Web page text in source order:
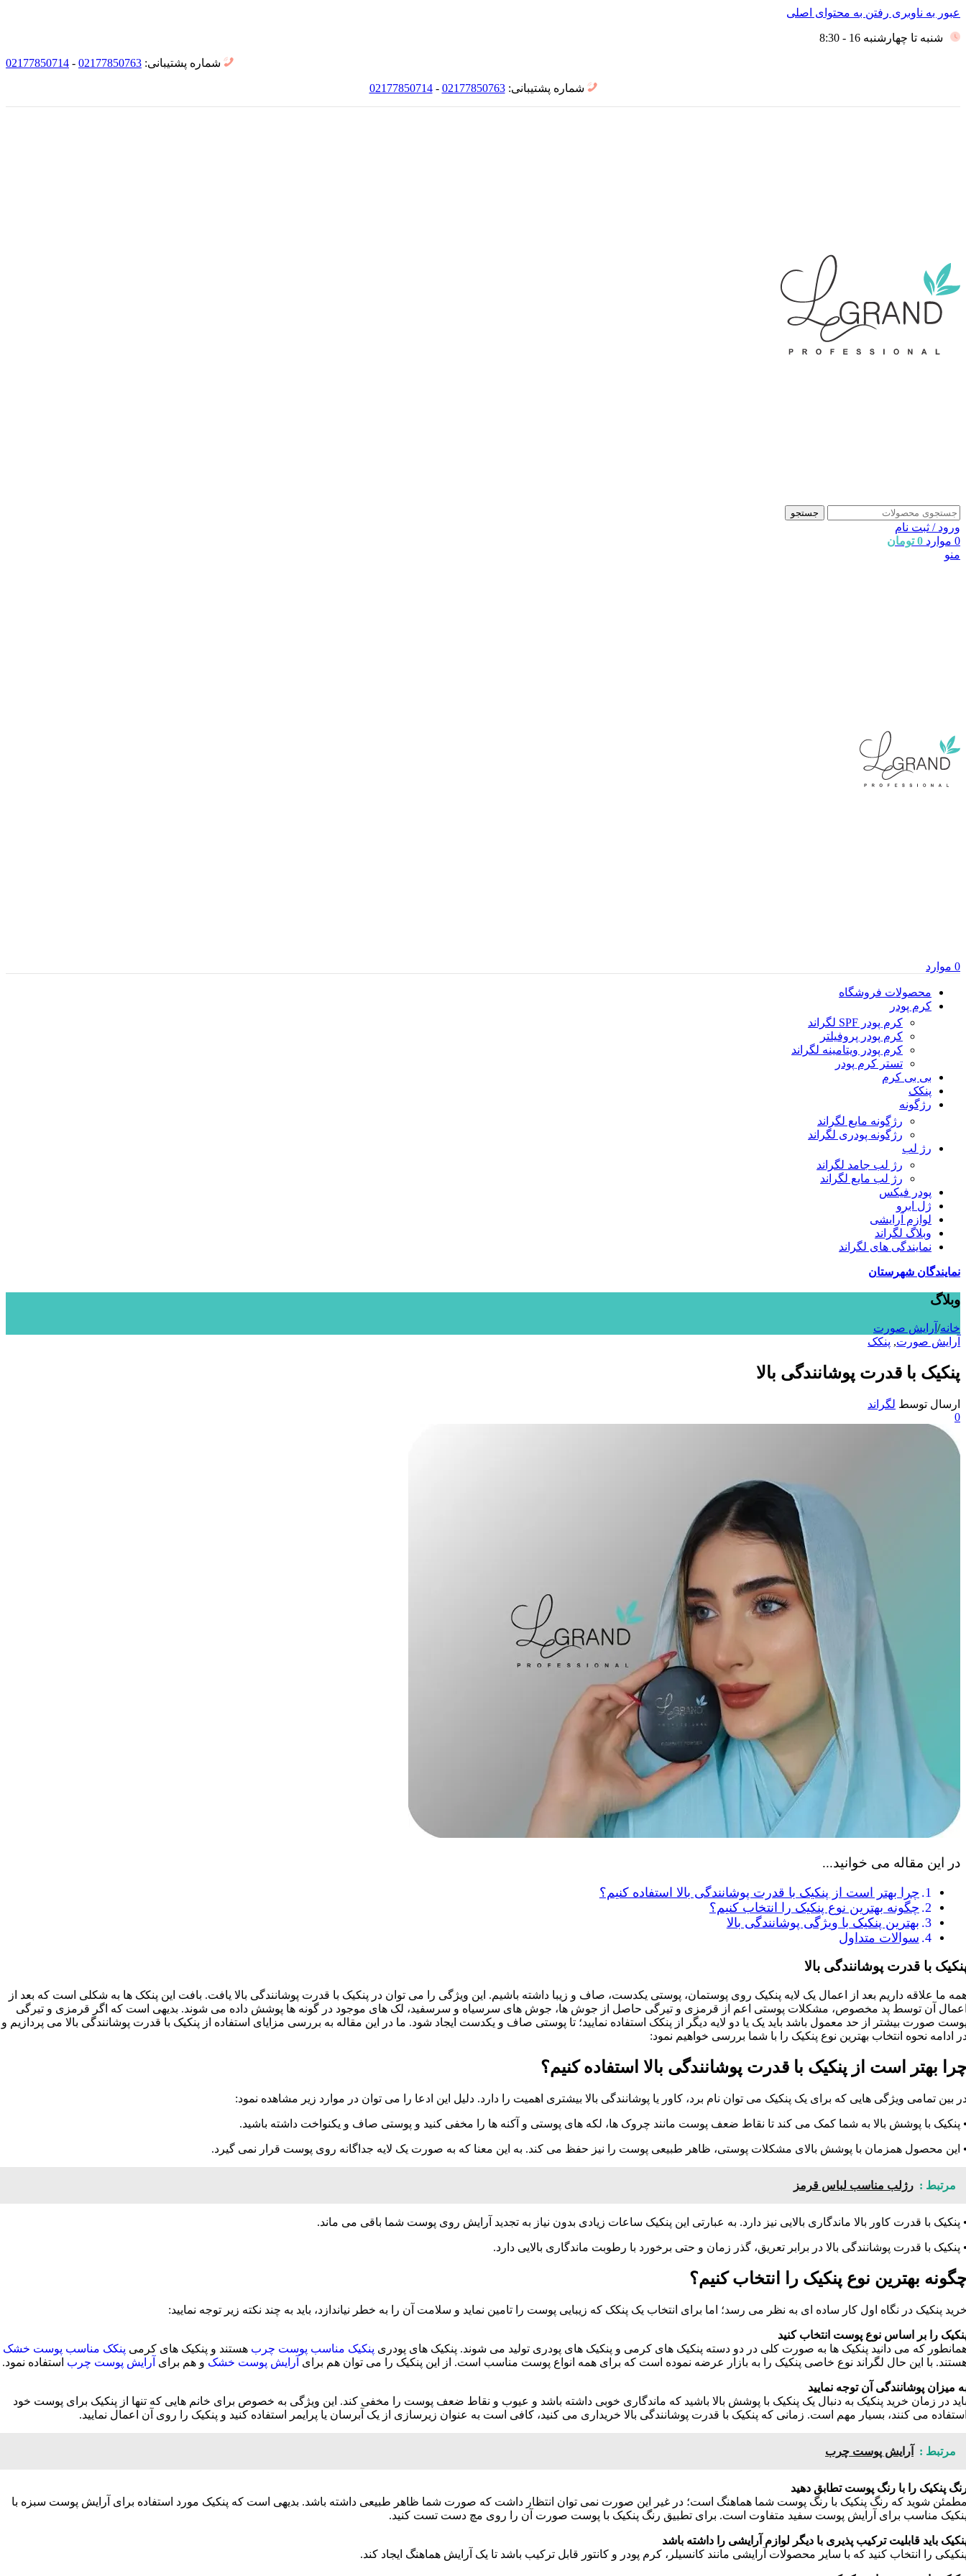
عبور به ناوبری رفتن به محتوای اصلی
شنبه تا چهارشنبه 16 - 8:30
شماره پشتیبانی: 02177850763
-
02177850714
شماره پشتیبانی:02177850763
-
02177850714
جستجو
ورود / ثبت نام
0 موارد 0 تومان
منو
0 موارد
محصولات فروشگاه
کرم پودر
کرم پودر SPF لگراند
کرم پودر پروفیلتر
کرم پودر ویتامینه لگراند
تستر کرم پودر
بی بی کرم
پنکک
رژگونه
رژگونه مایع لگراند
رژگونه پودری لگراند
رژ لب
رژ لب جامد لگراند
رژ لب مایع لگراند
پودر فیکس
ژل ابرو
لوازم آرایشی
وبلاگ لگراند
نمایندگی های لگراند
نمایندگان شهرستان
وبلاگ
خانه/ آرایش صورت
آرایش صورت, پنکک
پنکیک با قدرت پوشانندگی بالا
ارسال توسط لگراند
0
در این مقاله می خوانید...
چرا بهتر است از پنکیک با قدرت پوشانندگی بالا استفاده کنیم؟
چگونه بهترین نوع پنکیک را انتخاب کنیم؟
بهترین پنکیک با ویژگی پوشانندگی بالا
سوالات متداول
با قدرت پوشانندگی بالا
ما علاقه داریم بعد از اعمال یک لایه پنکیک روی پوستمان، پوستی یکدست، صاف و زیبا داشته باشیم. این ویژگی را می توان در پنکیک با قدرت پوشانندگی بالا یافت. بافت این پنکک ها به شکلی است که بعد از
آن توسط پد مخصوص، مشکلات پوستی اعم از قرمزی و تیرگی حاصل از جوش ها، جوش های سرسیاه و سرسفید، لک های موجود در گونه ها پوشش داده می شوند. بدیهی است که اگر قرمزی و تیرگی
صورت بیشتر از حد معمول باشد باید یک یا دو لایه دیگر از پنکک استفاده نمایید؛ تا پوستی صاف و یکدست ایجاد شود. ما در این مقاله به بررسی مزایای استفاده از پنکیک با قدرت پوشانندگی بالا می پردازیم و
ادامه نحوه انتخاب بهترین نوع پنکیک را با شما بررسی خواهیم نمود:
بهتر است از پنکیک با قدرت پوشانندگی بالا استفاده کنیم؟
بین تمامی ویژگی هایی که برای یک پنکیک می توان نام برد، کاور یا پوشانندگی بالا بیشتری اهمیت را دارد. دلیل این ادعا را می توان در موارد زیر مشاهده نمود:
پنکیک با پوشش بالا به شما کمک می کند تا نقاط ضعف پوست مانند چروک ها، لکه های پوستی و آکنه ها را مخفی کنید و پوستی صاف و یکنواخت داشته باشید.
این محصول همزمان با پوشش بالای مشکلات پوستی، ظاهر طبیعی پوست را نیز حفظ می کند. به این معنا که به صورت یک لایه جداگانه روی پوست قرار نمی گیرد.
مرتبط : رژلب مناسب لباس قرمز
پنکیک با قدرت کاور بالا ماندگاری بالایی نیز دارد. به عبارتی این پنکیک ساعات زیادی بدون نیاز به تجدید آرایش روی پوست شما باقی می ماند.
پنکیک با قدرت پوشانندگی بالا در برابر تعریق، گذر زمان و حتی برخورد با رطوبت ماندگاری بالایی دارد.
بهترین نوع پنکیک را انتخاب کنیم؟
پنکیک در نگاه اول کار ساده ای به نظر می رسد؛ اما برای انتخاب یک پنکک که زیبایی پوست را تامین نماید و سلامت آن را به خطر نیاندازد، باید به چند نکته زیر توجه نمایید:
را بر اساس نوع پوست انتخاب کنید
که می دانید پنکیک ها به صورت کلی در دو دسته پنکیک های کرمی و پنکیک های پودری تولید می شوند. پنکیک های پودری پنکیک مناسب پوست چرب هستند و پنکیک های کرمی پنکک مناسب پوست خشک
با این حال لگراند نوع خاصی پنکیک را به بازار عرضه نموده است که برای همه انواع پوست مناسب است. از این پنکیک را می توان هم برای آرایش پوست خشک و هم برای آرایش پوست چرب استفاده نمود.
میزان پوشانندگی آن توجه نمایید
در زمان خرید پنکیک به دنبال یک پنکیک با پوشش بالا باشید که ماندگاری خوبی داشته باشد و عیوب و نقاط ضعف پوست را مخفی کند. این ویژگی به خصوص برای خانم هایی که تنها از پنکیک برای پوست خود
می کنند، بسیار مهم است. زمانی که پنکیک با قدرت پوشانندگی بالا خریداری می کنید، کافی است به عنوان زیرسازی از یک آبرسان یا پرایمر استفاده کنید و پنکیک را روی آن اعمال نمایید.
مرتبط : آرایش پوست چرب
پنکیک را با رنگ پوست تطابق دهید
شوید که رنگ پنکیک با رنگ پوست شما هماهنگ است؛ در غیر این صورت نمی توان انتظار داشت که صورت شما ظاهر طبیعی داشته باشد. بدیهی است که پنکیک مورد استفاده برای آرایش پوست سبزه با
مناسب برای آرایش پوست سفید متفاوت است. برای تطبیق رنگ پنکیک با پوست صورت آن را روی مچ دست تست کنید.
باید قابلیت ترکیب پذیری با دیگر لوازم آرایشی را داشته باشد
را انتخاب کنید که با سایر محصولات آرایشی مانند کانسیلر، کرم پودر و کانتور قابل ترکیب باشد تا یک آرایش هماهنگ ایجاد کند.